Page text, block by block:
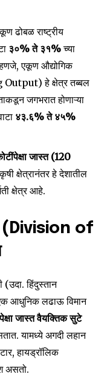
ढोबळ राष्ट्रीय
३०% ते ३१%च्या
एकूण औद्योगिक
हे क्षेत्र तब्बल
जगभरात होणाऱ्या
४३.६% ते ४५%
जास्त (120
क्षेत्रानंतर हे देशातील
क्षेत्र आहे.
(Division of
(उदा. हिंदुस्तान
आधुनिक लढाऊ विमान
जास्त वैयक्तिक सुटे
यामध्ये अगदी लहान
हायड्रॉलिक
असतो.